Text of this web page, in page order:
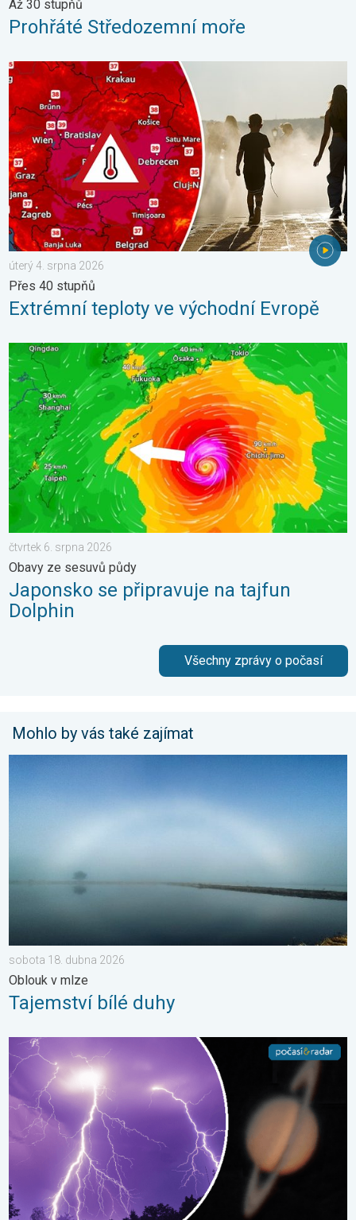
Až 30 stupňů
Prohřáté Středozemní moře
Extrémní teploty ve východní Evropě. Přes 40 stupňů. . . úterý
úterý 4. srpna 2026
Přes 40 stupňů
Extrémní teploty ve východní Evropě
Japonsko se připravuje na tajfun Dolphin. Obavy ze sesuvů
čtvrtek 6. srpna 2026
Obavy ze sesuvů půdy
Japonsko se připravuje na tajfun
Dolphin
Všechny zprávy o počasí
Mohlo by vás také zajímat
sobota 18. dubna 2026
Oblouk v mlze
Tajemství bílé duhy
Červnové fotografie. Zajímavosti. . . neděle 5. července 2026